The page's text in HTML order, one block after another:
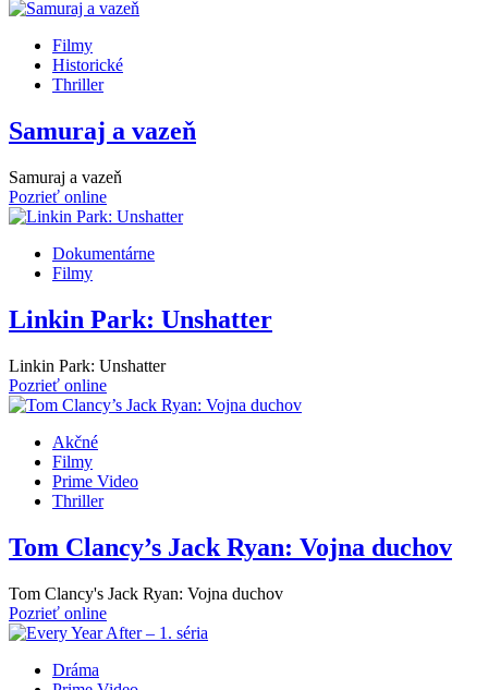
Filmy
Historické
Thriller
Samuraj a vazeň
Samuraj a vazeň
Pozrieť online
Dokumentárne
Filmy
Linkin Park: Unshatter
Linkin Park: Unshatter
Pozrieť online
Akčné
Filmy
Prime Video
Thriller
Tom Clancy’s Jack Ryan: Vojna duchov
Tom Clancy's Jack Ryan: Vojna duchov
Pozrieť online
Dráma